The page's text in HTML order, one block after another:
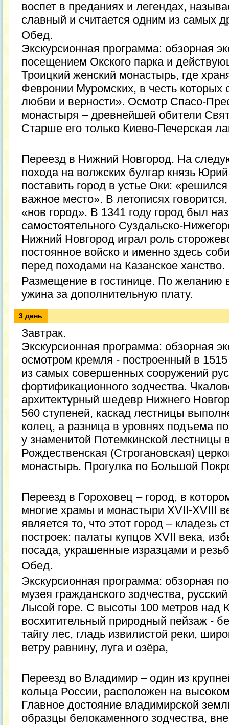
воспет в преданиях и легендах,
славный и считается одним из самых
Обед.
Экскурсионная программа: обзорная
посещением Окского парка и
Троицкий женский монастырь, где
Февронии Муромских, в честь которых
любви и верности». Осмотр Спасо-
монастыря – древнейшей обители
Старше его только Киево-Печерская
Переезд в Нижний Новгород. На
похода на волжских булгар князь
поставить город в устье Оки:
важное место». В летописях
«нов город». В 1341 году город был
самостоятельного Суздальско-
Нижний Новгород играл роль
постоянное войско и именно здесь
перед походами на Казанское ханство.
Размещение в гостинице. По желанию
ужина за дополнительную плату.
3 день
Завтрак.
Экскурсионная программа: обзорная
осмотром кремля - построенный в
из самых совершенных сооружений
фортификационного зодчества.
архитектурный шедевр Нижнего
560 ступеней, каскад лестницы
колец, а разница в уровнях подъема
у знаменитой Потемкинской лестницы
Рождественская (Строгановская)
монастырь. Прогулка по Большой
Переезд в Гороховец – город, в
многие храмы и монастыри XVII-XVIII
является то, что этот город – кладезь
построек: палаты купцов XVII века,
посада, украшенные изразцами и
Обед.
Экскурсионная программа: обзорная
музея гражданского зодчества,
Лысой горе. С высоты 100 метров над
восхитительный природный пейзаж -
тайгу лес, гладь извилистой реки,
ветру равнину, луга и озёра,
Переезд во Владимир – один из
кольца России, расположен на
Главное достояние владимирской
образцы белокаменного зодчества,